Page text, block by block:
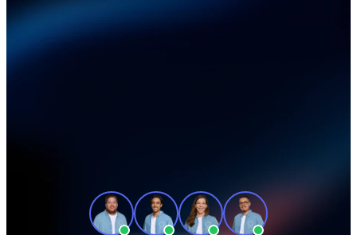
Beschleunigen Sie
einer individuellen Tour, wie Sie Ihre
Beschaffung effizienter gestalten und